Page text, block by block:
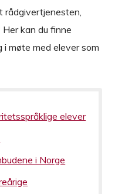
rådgivertjenesten,
kan du finne
møte med elever som
elever
i Norge